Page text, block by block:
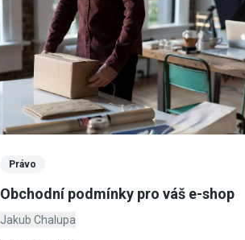
Právo
Obchodní podmínky pro váš e-shop
Jakub Chalupa